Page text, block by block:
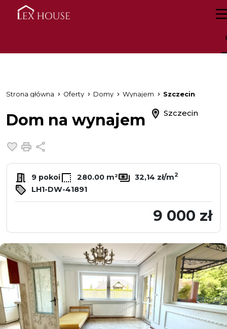
Strona główna Oferty Domy Wynajem Szczecin
Dom na wynajem Szczecin
Dodaj do ulubionych
Drukuj
9 pokoi 280.00 m² 32,14 zł/m2
LH1-DW-41891
9 000 zł